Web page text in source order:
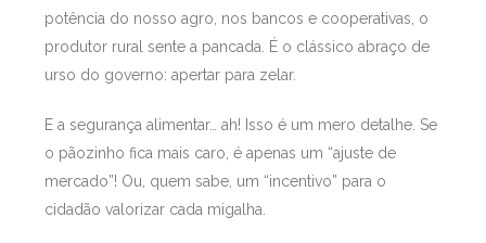
potência do nosso agro, nos bancos e cooperativas, o
produtor rural sente a pancada. É o clássico abraço de
urso do governo: apertar para zelar.
E a segurança alimentar… ah! Isso é um mero detalhe. Se
o pãozinho fica mais caro, é apenas um “ajuste de
mercado”! Ou, quem sabe, um “incentivo” para o
cidadão valorizar cada migalha.